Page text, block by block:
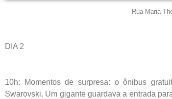
Rua Maria
DIA 2
10h: Momentos de surpresa: o ônibus
Swarovski. Um gigante guardava a entrada